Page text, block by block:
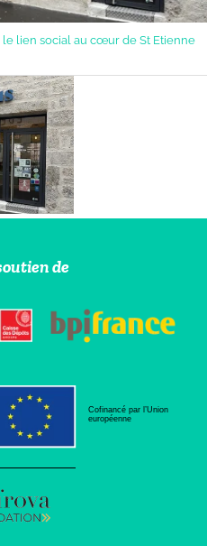
lien social au cœur de St Etienne
de
Cofinancé par l’Union
européenne